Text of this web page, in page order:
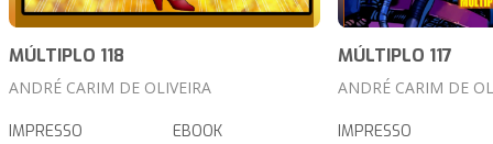
MÚLTIPLO 118
ANDRÉ CARIM DE OLIVEIRA
IMPRESSO EBOOK
MÚLTIPLO 117
ANDRÉ CARIM DE
IMPRESSO